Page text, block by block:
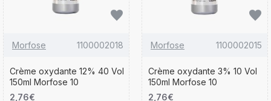
Morfose 1100002018
Crème oxydante 12% 40 Vol
150ml Morfose 10
2,76€
Morfose 1100002015
Crème oxydante 3% 10 Vol
150ml Morfose 10
2,76€